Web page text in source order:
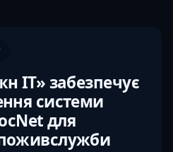
ІТ» забезпечує
системи
для